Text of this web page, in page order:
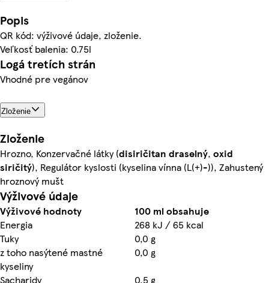
Popis
QR kód: výživové údaje, zloženie.
Veľkosť balenia: 0.75l
Logá tretích strán
Vhodné pre vegánov
Zloženie
Zloženie
Hrozno, Konzervačné látky (disiričitan draselný, oxid
siričitý), Regulátor kyslosti (kyselina vínna (L(+)-)), Zahustený
hroznový mušt
Výživové údaje
Výživové hodnoty
100 ml obsahuje
Energia
268 kJ / 65 kcal
Tuky
0,0 g
z toho nasýtené mastné
kyseliny
0,0 g
Sacharidy
0,5 g